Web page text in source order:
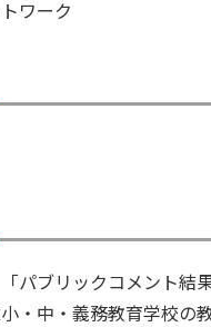
ワーク
「パブリックコメント
・中・義務教育学校の